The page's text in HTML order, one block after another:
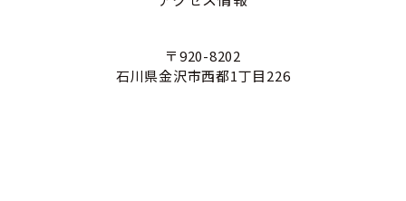
〒920-8202
石川県金沢市西都1丁目226